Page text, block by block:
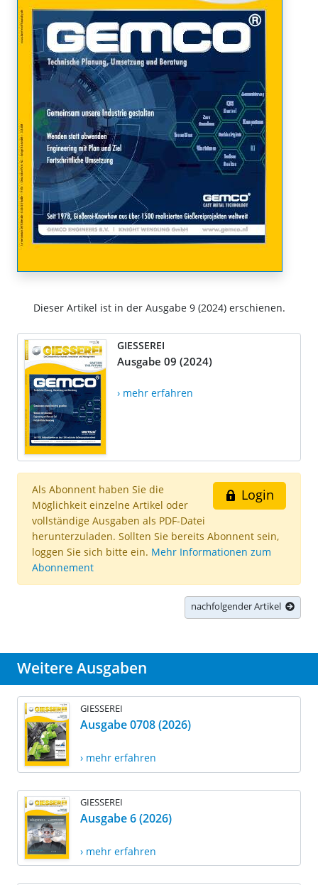
Dieser Artikel ist in der Ausgabe 9 (2024) erschienen.
GIESSEREI
Ausgabe 09 (2024)
› mehr erfahren
Login
Als Abonnent haben Sie die
Möglichkeit einzelne Artikel oder
vollständige Ausgaben als PDF-Datei
herunterzuladen. Sollten Sie bereits Abonnent sein,
loggen Sie sich bitte ein. Mehr Informationen zum
Abonnement
nachfolgender Artikel
Weitere Ausgaben
GIESSEREI
Ausgabe 0708 (2026)
› mehr erfahren
GIESSEREI
Ausgabe 6 (2026)
› mehr erfahren